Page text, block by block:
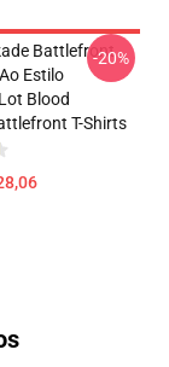
Battlefront
Estilo
Blood
T-Shirts
-20%